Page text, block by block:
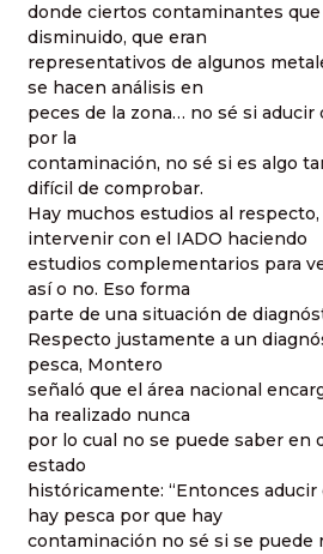
donde ciertos contaminantes
disminuido, que eran
representativos de algunos
se hacen análisis en
peces de la zona… no sé si aducir
por la
contaminación, no sé si es algo
difícil de comprobar.
Hay muchos estudios al
intervenir con el IADO haciendo
estudios complementarios para
así o no. Eso forma
parte de una situación de
Respecto justamente a un
pesca, Montero
señaló que el área nacional
ha realizado nunca
por lo cual no se puede saber en
estado
históricamente: “Entonces
hay pesca por que hay
contaminación no sé si se puede